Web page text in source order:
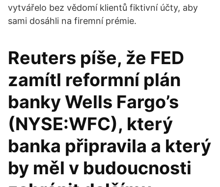
vytvářelo bez vědomí klientů fiktivní účty, aby
sami dosáhli na firemní prémie.
Reuters píše, že FED
zamítl reformní plán
banky Wells Fargo’s
(NYSE:WFC), který
banka připravila a který
by měl v budoucnosti